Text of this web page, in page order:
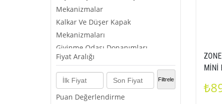
Mekanizmalar
Kalkar Ve Düşer Kapak
Mekanizmaları
Giyinme Odası Donanımları
Sürgülü Dolap Mekanizmaları
Mobilya Kilitleri - Mıknatıslar -
Çıtçıtlar
Bağlantı Elemanları - Vidalar - Raf
Fiyat Aralığı
Filtrele
Puan Değerlendirme
MİNİ